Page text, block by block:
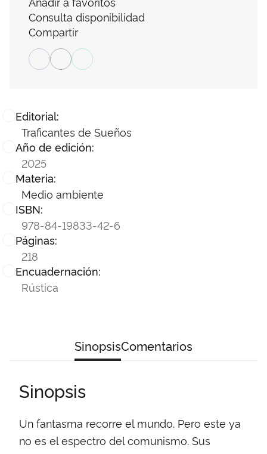
Editorial:
Traficantes de Sueños
Año de edición:
2025
Materia:
Medio ambiente
ISBN:
978-84-19833-42-6
Páginas:
218
Encuadernación:
Rústica
Consulta disponibilidad
Compartir
SinopsisComentarios
Sinopsis
Un fantasma recorre el mundo. Pero este ya
no es el espectro del comunismo. Sus